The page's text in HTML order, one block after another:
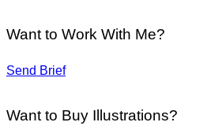
Want to Work With Me?
Send Brief
Want to Buy Illustrations?